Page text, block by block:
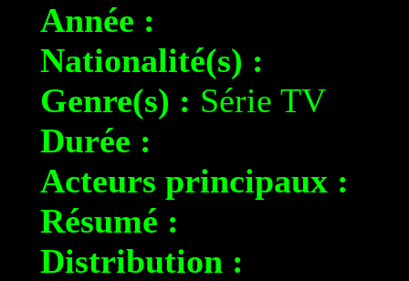
Année :
Nationalité(s) :
Genre(s) : Série TV
Durée :
Acteurs principaux :
Résumé :
Distribution :